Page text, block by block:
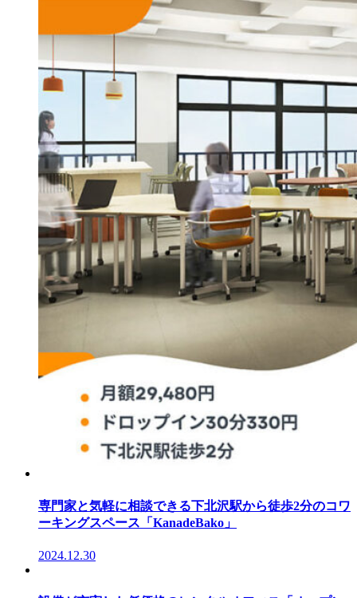
専門家と気軽に相談できる下北沢駅から徒歩2分のコワ
ーキングスペース「KanadeBako」
2024.12.30